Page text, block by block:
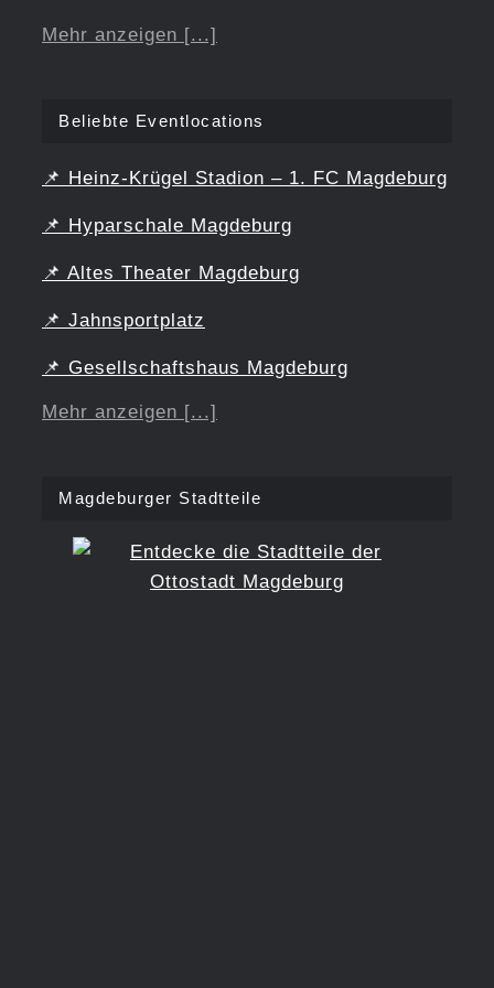
Mehr anzeigen [...]
Beliebte Eventlocations
📌 Heinz-Krügel Stadion – 1. FC Magdeburg
📌 Hyparschale Magdeburg
📌 Altes Theater Magdeburg
📌 Jahnsportplatz
📌 Gesellschaftshaus Magdeburg
Mehr anzeigen [...]
Magdeburger Stadtteile